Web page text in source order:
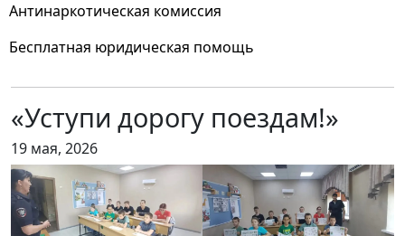
Антинаркотическая комиссия
Бесплатная юридическая помощь
«Уступи дорогу поездам!»
19 мая, 2026